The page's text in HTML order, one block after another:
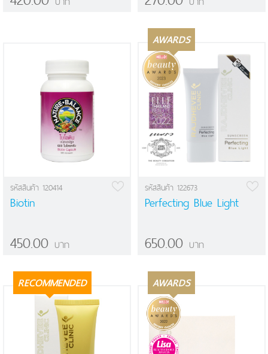
รหัสสินค้า 120414
Biotin
450.00 บาท
AWARDS
รหัสสินค้า 122673
Perfecting Blue Light
650.00 บาท
RECOMMENDED AWARDS